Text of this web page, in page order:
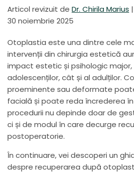
Articol revizuit de Dr. Chirila Marius |
30 noiembrie 2025
Otoplastia este una dintre cele
intervenții din chirurgia estetică
impact estetic și psihologic
adolescenților, cât și al adulților.
proeminente sau deformate
facială și poate reda încrederea în
procedurii nu depinde doar de
ci și de modul în care decurge
postoperatorie.
În continuare, vei descoperi un
despre recuperarea după